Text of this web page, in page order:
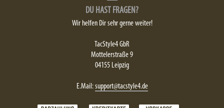
DU HAST FRAGEN?
Wir helfen Dir sehr gerne weiter!
TacStyle4 GbR
Mottelerstraße 9
04155 Leipzig
E.Mail:support@tacstyle4.de